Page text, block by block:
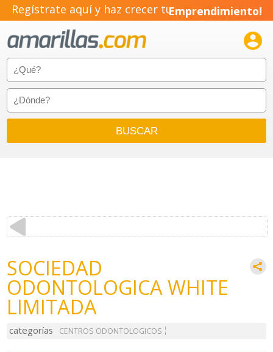
Regístrate aquí y haz crecer tuEmprendimiento!

SOCIEDAD
ODONTOLOGICA WHITE
LIMITADA
categorías CENTROS ODONTOLOGICOS